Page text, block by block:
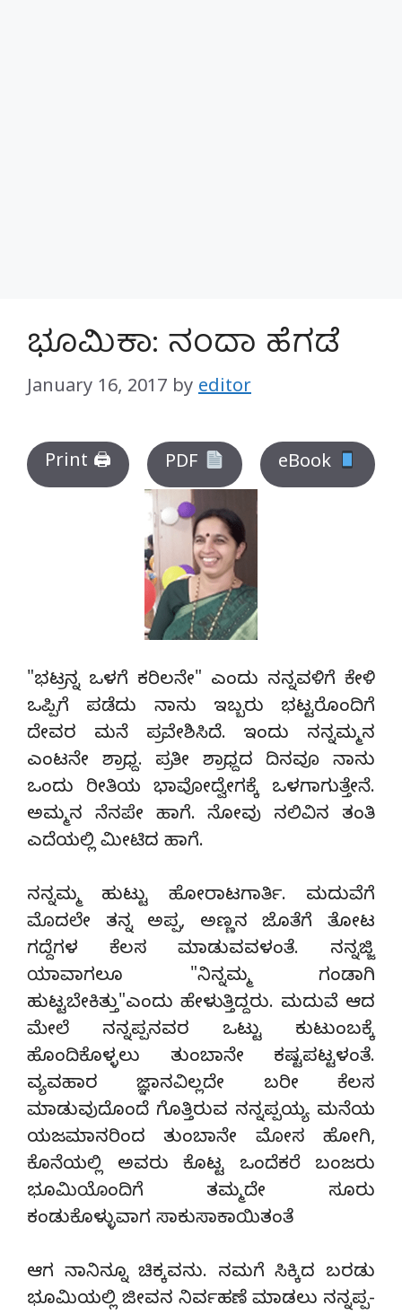
ಭೂಮಿಕಾ: ನಂದಾ ಹೆಗಡೆ
January 16, 2017 by editor
Print 🖨 PDF eBook
"ಭಟ್ರನ್ನ ಒಳಗೆ ಕರಿಲನೇ" ಎಂದು ನನ್ನವಳಿಗೆ ಕೇಳಿ
ಒಪ್ಪಿಗೆ ಪಡೆದು ನಾನು ಇಬ್ಬರು ಭಟ್ಟರೊಂದಿಗೆ
ದೇವರ ಮನೆ ಪ್ರವೇಶಿಸಿದೆ. ಇಂದು ನನ್ನಮ್ಮನ
ಎಂಟನೇ ಶ್ರಾಧ್ದ. ಪ್ರತೀ ಶ್ರಾಧ್ದದ ದಿನವೂ ನಾನು
ಒಂದು ರೀತಿಯ ಭಾವೋದ್ವೇಗಕ್ಕೆ ಒಳಗಾಗುತ್ತೇನೆ.
ಅಮ್ಮನ ನೆನಪೇ ಹಾಗೆ. ನೋವು ನಲಿವಿನ ತಂತಿ
ಎದೆಯಲ್ಲಿ ಮೀಟಿದ ಹಾಗೆ.
ನನ್ನಮ್ಮ ಹುಟ್ಟು ಹೋರಾಟಗಾರ್ತಿ. ಮದುವೆಗೆ
ಮೊದಲೇ ತನ್ನ ಅಪ್ಪ, ಅಣ್ಣನ ಜೊತೆಗೆ ತೋಟ
ಗದ್ದೆಗಳ ಕೆಲಸ ಮಾಡುವವಳಂತೆ. ನನ್ನಜ್ಜಿ
ಯಾವಾಗಲೂ "ನಿನ್ನಮ್ಮ ಗಂಡಾಗಿ
ಹುಟ್ಟಬೇಕಿತ್ತು"ಎಂದು ಹೇಳುತ್ತಿದ್ದರು. ಮದುವೆ ಆದ
ಮೇಲೆ ನನ್ನಪ್ಪನವರ ಒಟ್ಟು ಕುಟುಂಬಕ್ಕೆ
ಹೊಂದಿಕೊಳ್ಳಲು ತುಂಬಾನೇ ಕಷ್ಟಪಟ್ಟಳಂತೆ.
ವ್ಯವಹಾರ ಜ್ಞಾನವಿಲ್ಲದೇ ಬರೀ ಕೆಲಸ
ಮಾಡುವುದೊಂದೆ ಗೊತ್ತಿರುವ ನನ್ನಪ್ಪಯ್ಯ ಮನೆಯ
ಯಜಮಾನರಿಂದ ತುಂಬಾನೇ ಮೋಸ ಹೋಗಿ,
ಕೊನೆಯಲ್ಲಿ ಅವರು ಕೊಟ್ಟ ಒಂದೆಕರೆ ಬಂಜರು
ಭೂಮಿಯೊಂದಿಗೆ ತಮ್ಮದೇ ಸೂರು
ಕಂಡುಕೊಳ್ಳುವಾಗ ಸಾಕುಸಾಕಾಯಿತಂತೆ
ಆಗ ನಾನಿನ್ನೂ ಚಿಕ್ಕವನು. ನಮಗೆ ಸಿಕ್ಕಿದ ಬರಡು
ಭೂಮಿಯಲ್ಲಿ ಜೀವನ ನಿರ್ವಹಣೆ ಮಾಡಲು ನನ್ನಪ್ಪ-